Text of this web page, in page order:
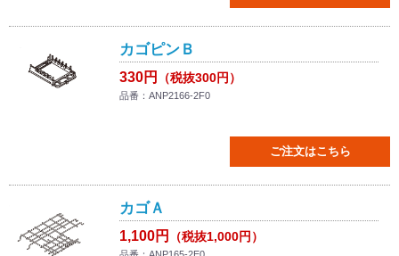
カゴピンＢ
330円 （税抜300円）
品番：ANP2166-2F0
ご注文はこちら
カゴＡ
1,100円 （税抜1,000円）